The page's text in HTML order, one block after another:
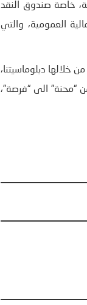
خاصة صندوق النقد
العمومية، والتي
خلالها دبلوماسيتنا،
“محنة” الى “فرصة”،